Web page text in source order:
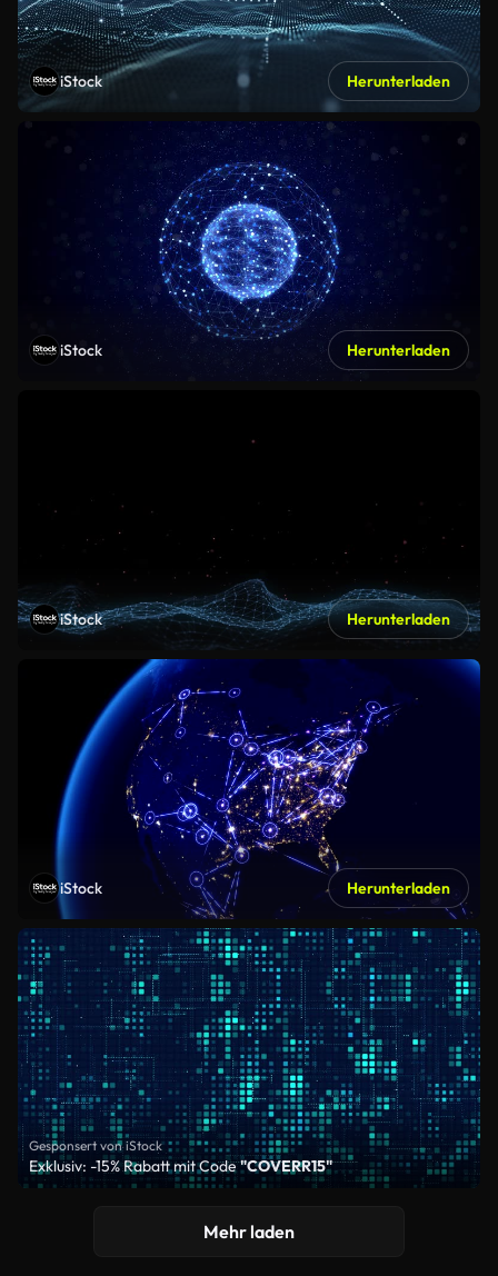
iStock Herunterladen
iStock Herunterladen
iStock Herunterladen
iStock Herunterladen
Gesponsert von iStock
Exklusiv: -15% Rabatt mit Code"COVERR15"
Mehr laden